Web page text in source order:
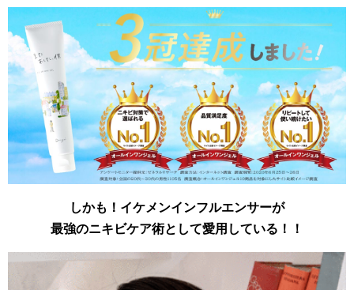
しかも！イケメンインフルエンサーが
最強のニキビケア術として愛用している！！